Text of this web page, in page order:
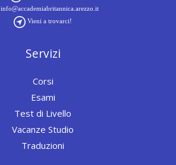
info@accademiabritannica.arezzo.it
Vieni a trovarci!
Servizi
Corsi
Esami
Test di Livello
Vacanze Studio
Traduzioni